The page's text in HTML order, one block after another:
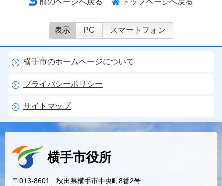
前のページへ戻る トップページへ戻る
表示 PC スマートフォン
横手市のホームページについて
プライバシーポリシー
サイトマップ
横手市役所
〒013-8601 秋田県横手市中央町8番2号